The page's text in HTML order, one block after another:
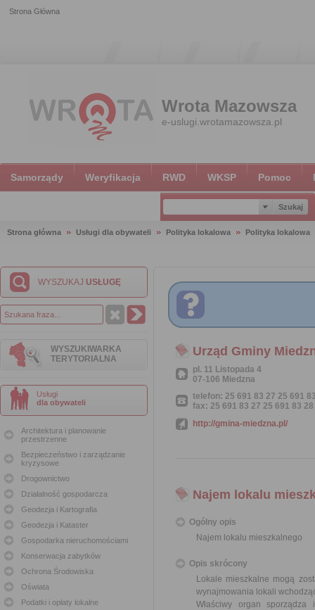
Strona Główna
Wrota Mazowsza
e-uslugi.wrotamazowsza.pl
Samorządy Weryfikacja RWD WKSP Pomoc
Strona główna Usługi dla obywateli Polityka lokalowa Polityka lokalowa
WYSZUKAJ USŁUGĘ
WYSZUKIWARKA
TERYTORIALNA
Usługi
dla obywateli
Architektura i planowanie
przestrzenne
Bezpieczeństwo i zarządzanie
kryzysowe
Drogownictwo
Działalność gospodarcza
Geodezja i Kartografia
Geodezja i Kataster
Gospodarka nieruchomościami
Konserwacja zabytków
Ochrona Środowiska
Oświata
Podatki i opłaty lokalne
Urząd Gminy
pl. 11 Listopada 4
07-106 Miedzna
telefon: 25 691 83 27 25 691
fax: 25 691 83 27 25 691 83 28
http://gmina-miedzna.pl/
Najem lokalu
Ogólny opis
Najem lokalu mieszkalnego
Opis skrócony
Lokale mieszkalne mogą
wynajmowania lokali
Właściwy organ